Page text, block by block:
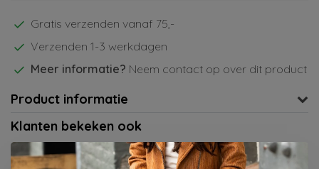
Gratis verzenden vanaf 75,-
Verzenden 1-3 werkdagen
Meer informatie? Neem contact op over dit product
Product informatie
Klanten bekeken ook